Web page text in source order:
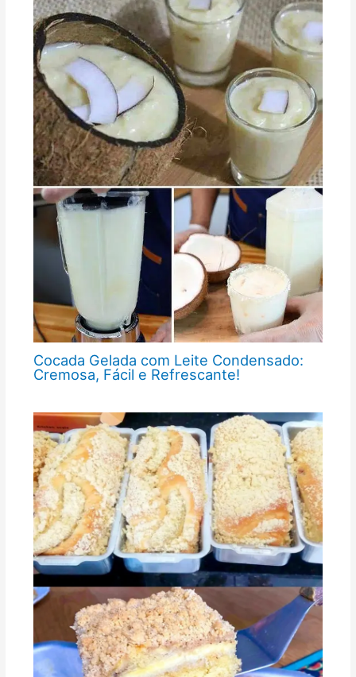
Cocada Gelada com Leite Condensado:
Cremosa, Fácil e Refrescante!